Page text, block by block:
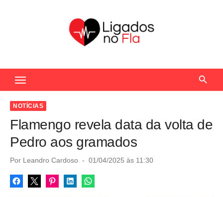
c
NOTÍCIAS
Flamengo revela data da volta de
Pedro aos gramados
Por Leandro Cardoso
P
s
t
01/04/2025 às 11:30